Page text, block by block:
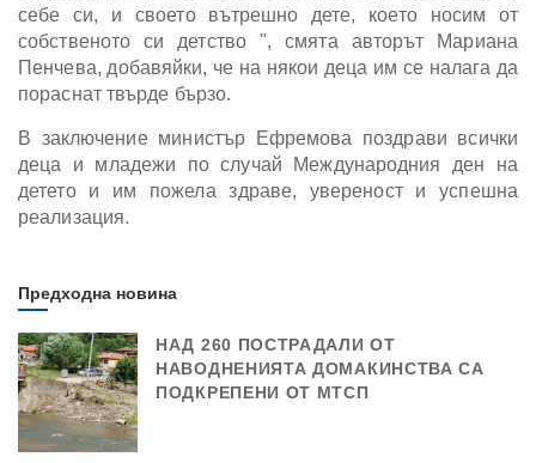
себе си, и своето вътрешно дете, което носим от
собственото си детство ", смята авторът Мариана
Пенчева, добавяйки, че на някои деца им се налага да
пораснат твърде бързо.
В заключение министър Ефремова поздрави всички
деца и младежи по случай Международния ден на
детето и им пожела здраве, увереност и успешна
реализация.
Предходна новина
НАД 260 ПОСТРАДАЛИ ОТ
НАВОДНЕНИЯТА ДОМАКИНСТВА СА
ПОДКРЕПЕНИ ОТ МТСП